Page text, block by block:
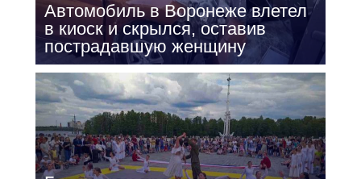
Автомобиль в Воронеже влетел
в киоск и скрылся, оставив
пострадавшую женщину